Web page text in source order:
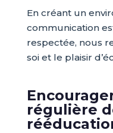
En créant un
communication
respectée, nous
soi et le plaisir
régulière